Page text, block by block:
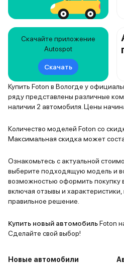
Скачайте приложение
Autospot
Скачать
Купить Foton в Вологде у
ряду представлены различные
наличии 2 автомобиля. Цены
Количество моделей Foton со
Максимальная скидка может
Ознакомьтесь с актуальной
выберите подходящую модель и
возможностью оформить покупку
включая отзывы и
правильное решение.
Купить новый автомобильFoton
Сделайте свой выбор!
Новые автомобили